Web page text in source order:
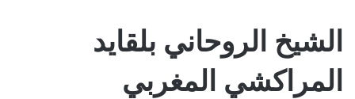
الشيخ الروحاني بلقايد
المراكشي المغربي